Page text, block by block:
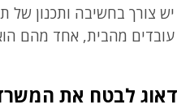
יש צורך בחשיבה ותכנון
מהבית, אחד מהם
לבטח את